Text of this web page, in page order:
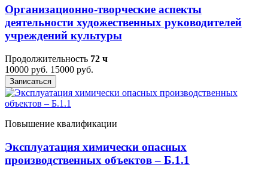
Организационно-творческие аспекты
деятельности художественных руководителей
учреждений культуры
Продолжительность 72 ч
10000 руб. 15000 руб.
Записаться
Повышение квалификации
Эксплуатация химически опасных
производственных объектов – Б.1.1